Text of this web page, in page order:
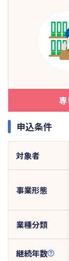
申込条件
対象者
事業形態
業種分類
継続年数